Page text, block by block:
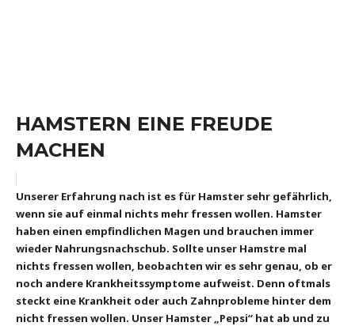
HAMSTERN EINE FREUDE
MACHEN
Unserer Erfahrung nach ist es für Hamster sehr gefährlich,
wenn sie auf einmal nichts mehr fressen wollen. Hamster
haben einen empfindlichen Magen und brauchen immer
wieder Nahrungsnachschub. Sollte unser Hamstre mal
nichts fressen wollen, beobachten wir es sehr genau, ob er
noch andere Krankheitssymptome aufweist. Denn oftmals
steckt eine Krankheit oder auch Zahnprobleme hinter dem
nicht fressen wollen. Unser Hamster „Pepsi“ hat ab und zu